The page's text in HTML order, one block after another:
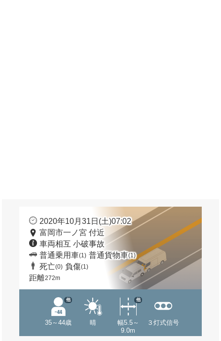
2020年10月31日(土)07:02
富岡市一ノ宮 付近
車両相互 小破事故
普通乗用車(1) 普通貨物車(1)
死亡(0) 負傷(1)
距離272m
35～44歳
他
晴
幅5.5～
9.0m
他
３灯式信号